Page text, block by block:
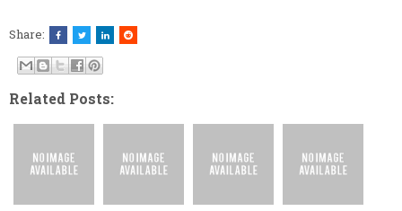
Share:
Related Posts: